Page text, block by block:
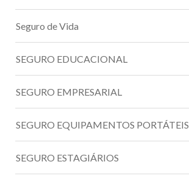
Seguro de Vida
SEGURO EDUCACIONAL
SEGURO EMPRESARIAL
SEGURO EQUIPAMENTOS PORTÁTEIS
SEGURO ESTAGIÁRIOS